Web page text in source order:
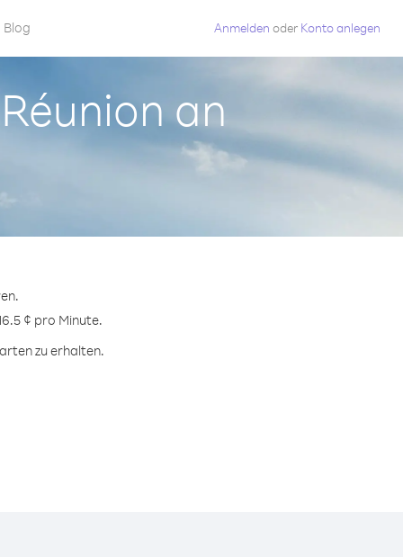
Blog Anmelden oder Konto anlegen
an
¢ pro Minute.
zu erhalten.